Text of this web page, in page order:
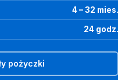
4 – 32 mies.
24 godz.
pożyczki